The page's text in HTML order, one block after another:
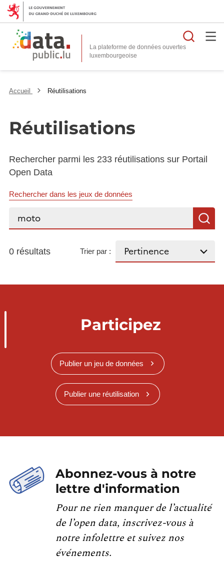
La plateforme de données ouvertes
Accueil Réutilisations
Réutilisations
Rechercher parmi les 233 réutilisations sur Portail
Open Data
Rechercher dans les jeux de données
Rechercher...
0 résultats Trier par :
Participez
Publier un jeu de données
Publier une réutilisation
Abonnez-vous à notre
lettre d'information
Pour ne rien manquer de l’actualité
de l’open data, inscrivez-vous à
notre infolettre et suivez nos
événements.